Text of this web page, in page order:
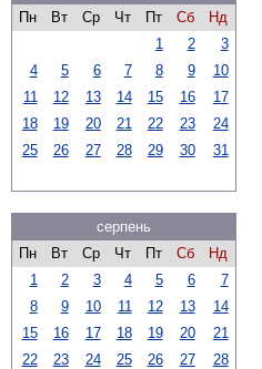
Пн
Вт Ср Чт Пт Сб
Нд
1
2
3
4
5 6 7 8 9
10
11
12 13 14 15 16
17
18
19 20 21 22 23
24
25
26 27 28 29 30 31
серпень
Пн
Вт Ср Чт Пт Сб
Нд
1
2 3 4 5 6
7
8
9 10 11 12 13
14
15
16 17 18 19 20
21
22
23 24 25 26 27
28